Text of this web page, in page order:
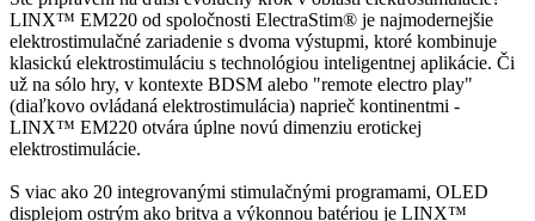
LINX™ EM220 od spoločnosti ElectraStim® je najmodernejšie
elektrostimulačné zariadenie s dvoma výstupmi, ktoré kombinuje
klasickú elektrostimuláciu s technológiou inteligentnej aplikácie. Či
už na sólo hry, v kontexte BDSM alebo "remote electro play"
(diaľkovo ovládaná elektrostimulácia) naprieč kontinentmi -
LINX™ EM220 otvára úplne novú dimenziu erotickej
elektrostimulácie.
S viac ako 20 integrovanými stimulačnými programami, OLED
displejom ostrým ako britva a výkonnou batériou je LINX™